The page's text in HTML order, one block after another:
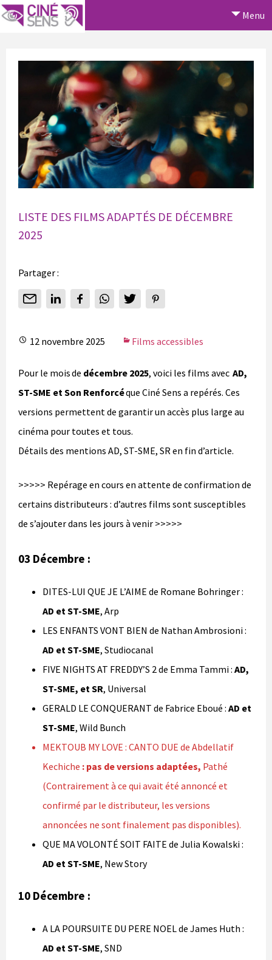
Menu
LISTE DES FILMS ADAPTÉS DE DÉCEMBRE
2025
Partager :
12 novembre 2025 Films accessibles
Pour le mois de décembre 2025, voici les films avec AD,
ST-SME et Son Renforcéque Ciné Sens a repérés. Ces
versions permettent de garantir un accès plus large au
cinéma pour toutes et tous.
Détails des mentions AD, ST-SME, SR en fin d’article.
>>>>> Repérage en cours en attente de confirmation de
certains distributeurs : d’autres films sont susceptibles
de s’ajouter dans les jours à venir >>>>>
03 Décembre :
DITES-LUI QUE JE L’AIME de Romane Bohringer :
AD et ST-SME, Arp
LES ENFANTS VONT BIEN de Nathan Ambrosioni :
AD et ST-SME, Studiocanal
FIVE NIGHTS AT FREDDY’S 2 de Emma Tammi : AD,
ST-SME, et SR, Universal
GERALD LE CONQUERANT de Fabrice Eboué : AD et
ST-SME, Wild Bunch
MEKTOUB MY LOVE : CANTO DUE de Abdellatif
Kechiche : pas de versions adaptées, Pathé
(Contrairement à ce qui avait été annoncé et
confirmé par le distributeur, les versions
annoncées ne sont finalement pas disponibles).
QUE MA VOLONTÉ SOIT FAITE de Julia Kowalski :
AD et ST-SME, New Story
10 Décembre :
A LA POURSUITE DU PERE NOEL de James Huth :
AD et ST-SME, SND